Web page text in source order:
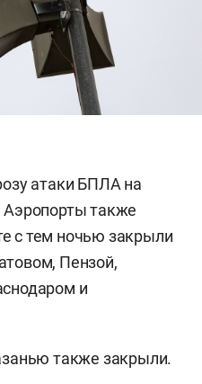
атаки БПЛА на
Аэропорты также
с тем ночью закрыли
Пензой,
и
также закрыли.